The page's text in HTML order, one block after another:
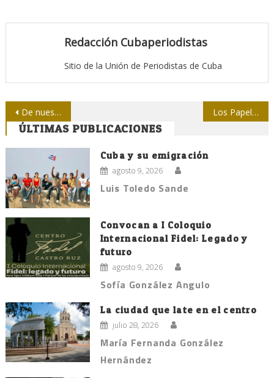
Redacción Cubaperiodistas
Sitio de la Unión de Periodistas de Cuba
Navegación
de
entradas
De nuestros medios: La Virgen de los peloteros avileños Los Papeles de Panamá: ¿wet paper?
ÚLTIMAS PUBLICACIONES
Cuba y su emigración
agosto 9, 2026
Luis Toledo Sande
Convocan a I Coloquio
Internacional Fidel: Legado y
futuro
agosto 9, 2026
Sofía González Angulo
La ciudad que late en el centro
julio 28, 2026
María Fernanda González
Hernández